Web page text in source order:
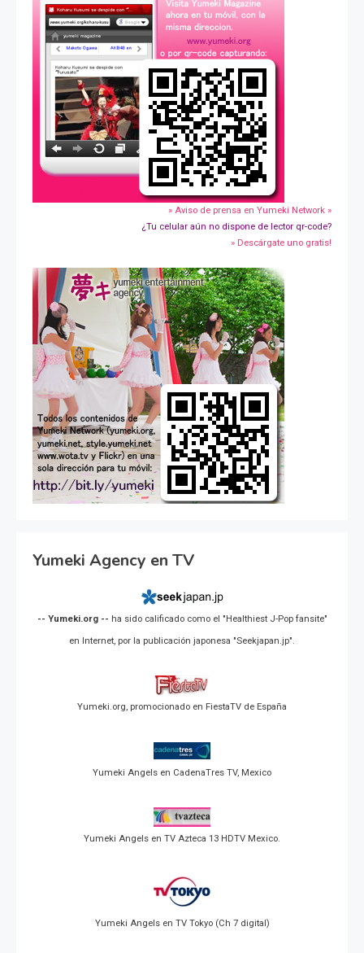
» Aviso de prensa en Yumeki Network »
¿Tu celular aún no dispone de lector qr-code?
» Descárgate uno gratis!
Yumeki Agency en TV
-- Yumeki.org -- ha sido calificado como el "Healthiest J-Pop fansite"
en Internet, por la publicación japonesa "Seekjapan.jp".
Yumeki.org, promocionado en FiestaTV de España
Yumeki Angels en CadenaTres TV, Mexico
Yumeki Angels en TV Azteca 13 HDTV Mexico.
Yumeki Angels en TV Tokyo (Ch 7 digital)